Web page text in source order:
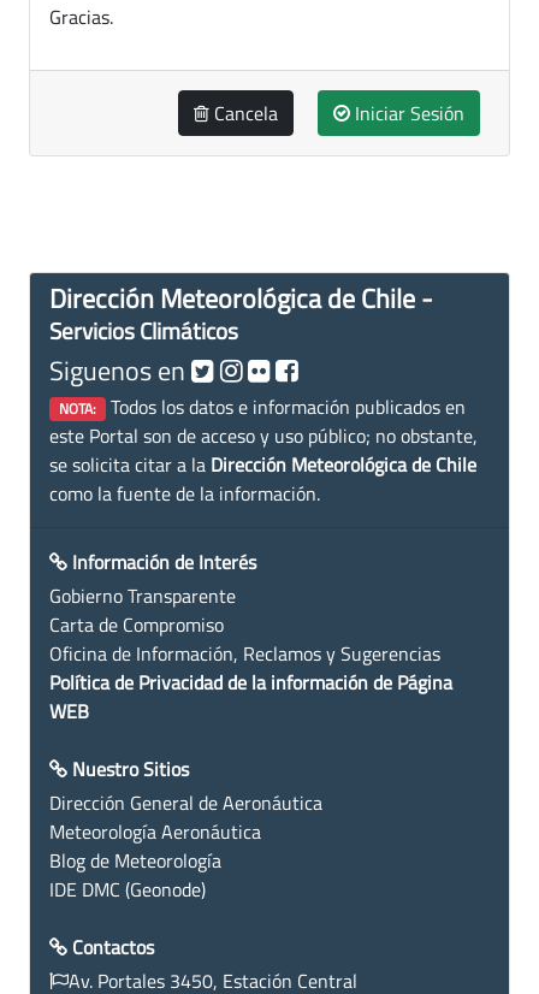
Gracias.
Cancela Iniciar Sesión
Dirección Meteorológica de Chile -
Servicios Climáticos
Siguenos en
NOTA: Todos los datos e información publicados en
este Portal son de acceso y uso público; no obstante,
se solicita citar a la Dirección Meteorológica de Chile
como la fuente de la información.
Información de Interés
Gobierno Transparente
Carta de Compromiso
Oficina de Información, Reclamos y Sugerencias
Política de Privacidad de la información de Página
WEB
Nuestro Sitios
Dirección General de Aeronáutica
Meteorología Aeronáutica
Blog de Meteorología
IDE DMC (Geonode)
Contactos
Av. Portales 3450, Estación Central